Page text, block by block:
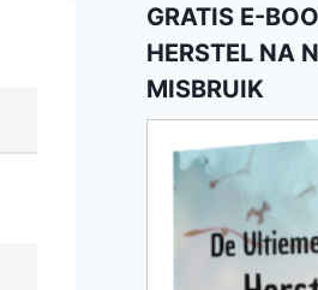
GRATIS E-
HERSTEL NA
MISBRUIK